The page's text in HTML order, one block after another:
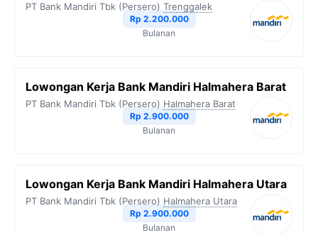
PT Bank Mandiri Tbk (Persero) Trenggalek
Rp 2.200.000
Bulanan
Lowongan Kerja Bank Mandiri Halmahera Barat
PT Bank Mandiri Tbk (Persero) Halmahera Barat
Rp 2.900.000
Bulanan
Lowongan Kerja Bank Mandiri Halmahera Utara
PT Bank Mandiri Tbk (Persero) Halmahera Utara
Rp 2.900.000
Bulanan